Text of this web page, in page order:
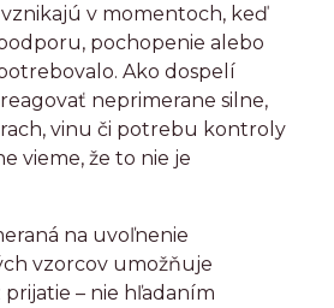
v momentoch, keď
pochopenie alebo
Ako dospelí
neprimerane silne,
vinu či potrebu kontroly
vieme, že to nie je
na uvoľnenie
vzorcov umožňuje
prijatie – nie hľadaním